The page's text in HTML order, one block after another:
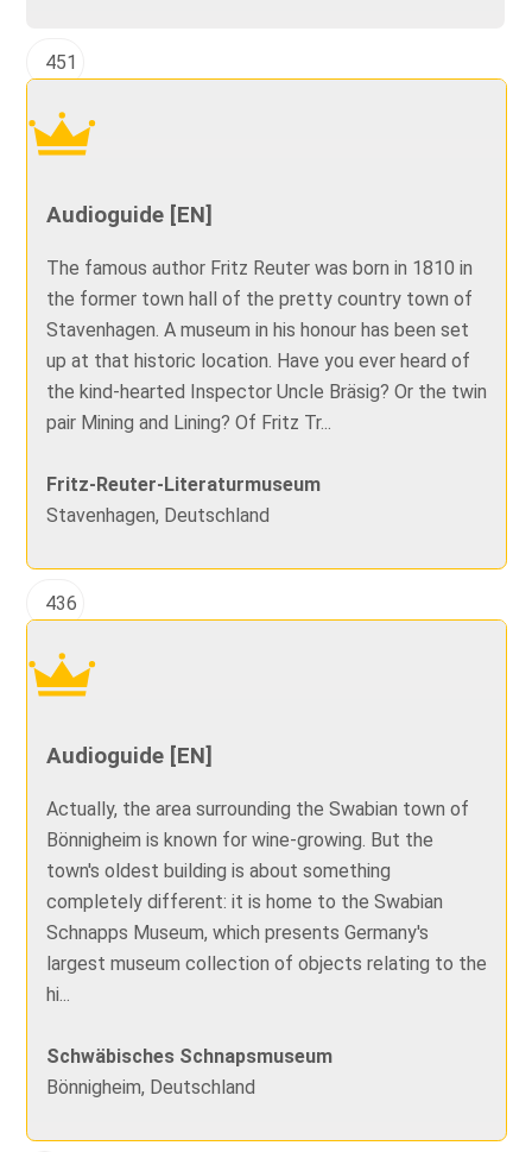
451
Audioguide [EN]
The famous author Fritz Reuter was born in 1810 in
the former town hall of the pretty country town of
Stavenhagen. A museum in his honour has been set
up at that historic location. Have you ever heard of
the kind-hearted Inspector Uncle Bräsig? Or the twin
pair Mining and Lining? Of Fritz Tr...
Fritz-Reuter-Literaturmuseum
Stavenhagen, Deutschland
436
Audioguide [EN]
Actually, the area surrounding the Swabian town of
Bönnigheim is known for wine-growing. But the
town's oldest building is about something
completely different: it is home to the Swabian
Schnapps Museum, which presents Germany's
largest museum collection of objects relating to the
hi...
Schwäbisches Schnapsmuseum
Bönnigheim, Deutschland